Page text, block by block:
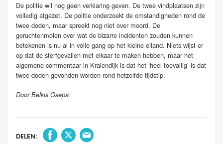
De politie wil nog geen verklaring geven. De twee vindplaatsen zijn
volledig afgezet. De politie onderzoekt de omstandigheden rond de
twee doden, maar spreekt nog niet over moord. De
geruchtenmolen over wat de bizarre incidenten zouden kunnen
betekenen is nu al in volle gang op het kleine eiland. Niets wijst er
op dat de sterfgevallen met elkaar te maken hebben, maar het
algemene commentaar in Kralendijk is dat het ‘heel toevallig’ is dat
twee doden gevonden worden rond hetzelfde tijdstip.
Door Belkis Osepa
DELEN: